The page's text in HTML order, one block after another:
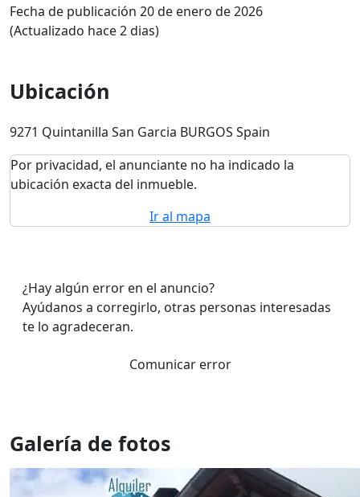
Fecha de publicación 20 de enero de 2026
(Actualizado hace 2 dias)
Ubicación
9271 Quintanilla San Garcia BURGOS Spain
Por privacidad, el anunciante no ha indicado la
ubicación exacta del inmueble.
Ir al mapa
¿Hay algún error en el anuncio?
Ayúdanos a corregirlo, otras personas interesadas
te lo agradeceran.
Comunicar error
Galería de fotos